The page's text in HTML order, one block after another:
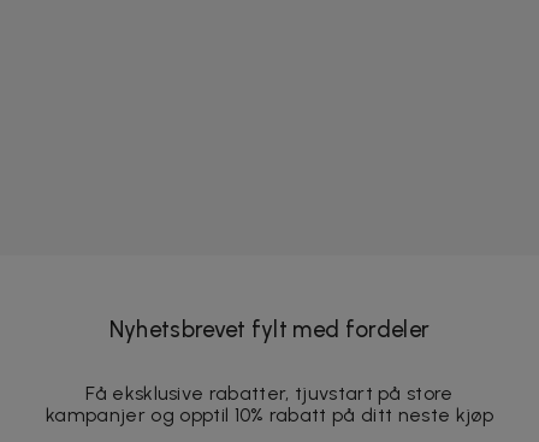
Nyhetsbrevet fylt med fordeler
Få eksklusive rabatter, tjuvstart på store
kampanjer og opptil 10% rabatt på ditt neste kjøp